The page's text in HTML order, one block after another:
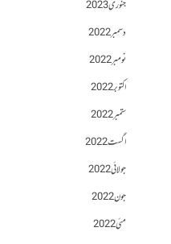
جنوری 2023
دسمبر 2022
نومبر 2022
اکتوبر 2022
ستمبر 2022
اگست 2022
جولائی 2022
جون 2022
مئی 2022